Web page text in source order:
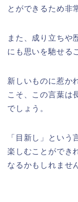
とができるため非
また、成り立ちや
にも思いを馳せる
新しいものに惹か
こそ、この言葉は
でしょう。
「目新し」とい
楽しむことができ
なるかもしれませ